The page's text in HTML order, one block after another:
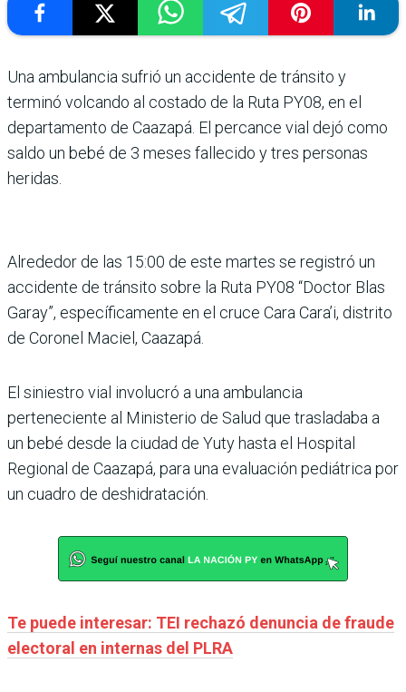
Una ambulancia sufrió un accidente de tránsito y
terminó volcando al costado de la Ruta PY08, en el
departamento de Caazapá. El percance vial dejó como
saldo un bebé de 3 meses fallecido y tres personas
heridas.
Alrededor de las 15:00 de este martes se registró un
accidente de tránsito sobre la Ruta PY08 “Doctor Blas
Garay”, específicamente en el cruce Cara Cara’i, distrito
de Coronel Maciel, Caazapá.
El siniestro vial involucró a una ambulancia
perteneciente al Ministerio de Salud que trasladaba a
un bebé desde la ciudad de Yuty hasta el Hospital
Regional de Caazapá, para una evaluación pediátrica por
un cuadro de deshidratación.
Te puede interesar: TEI rechazó denuncia de fraude
electoral en internas del PLRA